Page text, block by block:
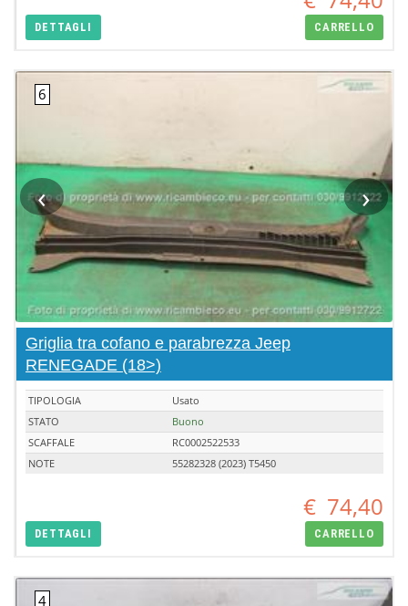
DETTAGLI CARRELLO
‹ ›
Griglia tra cofano e parabrezza Jeep
RENEGADE (18>)
TIPOLOGIA
Usato
STATO
Buono
SCAFFALE
RC0002522533
NOTE
55282328 (2023) T5450
€ 74,40
DETTAGLI CARRELLO